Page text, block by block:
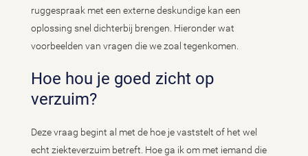
ruggespraak met een externe deskundige kan een
oplossing snel dichterbij brengen. Hieronder wat
voorbeelden van vragen die we zoal tegenkomen.
Hoe hou je goed zicht op
verzuim?
Deze vraag begint al met de hoe je vaststelt of het wel
echt ziekteverzuim betreft. Hoe ga ik om met iemand die